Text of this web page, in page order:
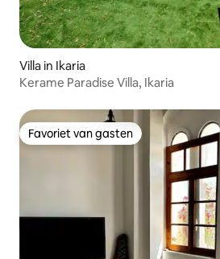
Villa in Ikaria
Kerame Paradise Villa, Ikaria
Favoriet van gasten
Favoriet van gasten